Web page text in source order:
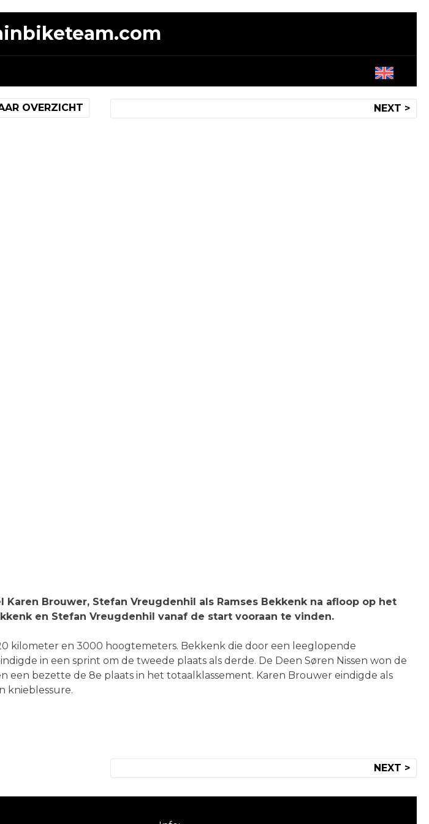
NEXT >
OVERZICHT
en
bij
marathon
Brouwer, Stefan Vreugdenhil als Ramses Bekkenk na afloop op het
en Stefan Vreugdenhil vanaf de start vooraan te vinden.
kilometer en 3000 hoogtemeters. Bekkenk die door een leeglopende
in een sprint om de tweede plaats als derde. De Deen Søren Nissen won de
een bezette de 8e plaats in het totaalklassement. Karen Brouwer eindigde als
knieblessure.
NEXT >